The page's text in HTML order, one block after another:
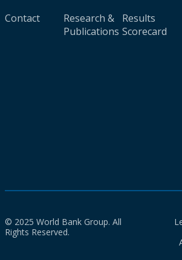
Contact
Research &
Publications
Results
Scorecard
© 2025 World Bank Group. All
Rights Reserved.